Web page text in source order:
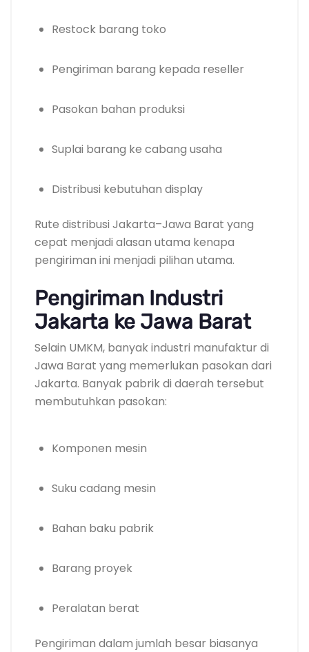
Restock barang toko
Pengiriman barang kepada reseller
Pasokan bahan produksi
Suplai barang ke cabang usaha
Distribusi kebutuhan display
Rute distribusi Jakarta–Jawa Barat yang
cepat menjadi alasan utama kenapa
pengiriman ini menjadi pilihan utama.
Pengiriman Industri
Jakarta ke Jawa Barat
Selain UMKM, banyak industri manufaktur di
Jawa Barat yang memerlukan pasokan dari
Jakarta. Banyak pabrik di daerah tersebut
membutuhkan pasokan:
Komponen mesin
Suku cadang mesin
Bahan baku pabrik
Barang proyek
Peralatan berat
Pengiriman dalam jumlah besar biasanya